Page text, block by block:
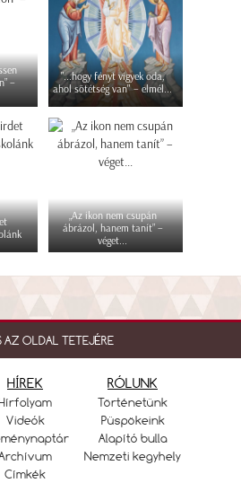
–
"...hogy fényt vigyek oda,
ahol sötétség van" – elmél...
„Az ikon nem csupán
ábrázol, hanem tanít” –
véget...
AZ OLDAL TETEJÉRE
HÍREK
Videók
Címkék
RÓLUNK
Történetünk
Püspökeink
Alapító bulla
Nemzeti kegyhely